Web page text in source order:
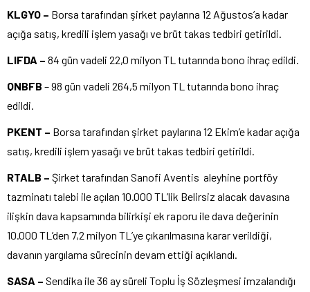
KLGYO – Borsa tarafından şirket paylarına 12 Ağustos’a kadar
açığa satış, kredili işlem yasağı ve brüt takas tedbiri getirildi.
LIFDA – 84 gün vadeli 22,0 milyon TL tutarında bono ihraç edildi.
QNBFB – 98 gün vadeli 264,5 milyon TL tutarında bono ihraç
edildi.
PKENT – Borsa tarafından şirket paylarına 12 Ekim’e kadar açığa
satış, kredili işlem yasağı ve brüt takas tedbiri getirildi.
RTALB – Şirket tarafından Sanofi Aventis aleyhine portföy
tazminatı talebi ile açılan 10.000 TL’lik Belirsiz alacak davasına
ilişkin dava kapsamında bilirkişi ek raporu ile dava değerinin
10.000 TL’den 7,2 milyon TL’ye çıkarılmasına karar verildiği,
davanın yargılama sürecinin devam ettiği açıklandı.
SASA – Sendika ile 36 ay süreli Toplu İş Sözleşmesi imzalandığı